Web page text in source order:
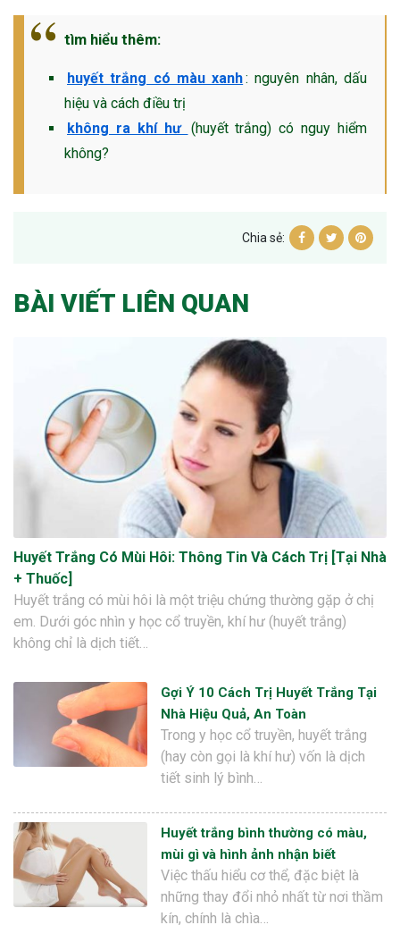
tìm hiểu thêm:
huyết trắng có màu xanh: nguyên nhân, dấu
hiệu và cách điều trị
không ra khí hư (huyết trắng) có nguy hiểm
không?
Chia sẻ:
BÀI VIẾT LIÊN QUAN
Huyết Trắng Có Mùi Hôi: Thông Tin Và Cách Trị [Tại Nhà
+ Thuốc]
Huyết trắng có mùi hôi là một triệu chứng thường gặp ở chị
em. Dưới góc nhìn y học cổ truyền, khí hư (huyết trắng)
không chỉ là dịch tiết…
Gợi Ý 10 Cách Trị Huyết Trắng Tại
Nhà Hiệu Quả, An Toàn
Trong y học cổ truyền, huyết trắng
(hay còn gọi là khí hư) vốn là dịch
tiết sinh lý bình…
Huyết trắng bình thường có màu,
mùi gì và hình ảnh nhận biết
Việc thấu hiểu cơ thể, đặc biệt là
những thay đổi nhỏ nhất từ nơi thầm
kín, chính là chìa…